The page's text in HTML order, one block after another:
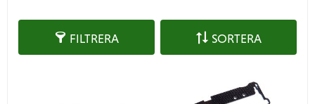
FILTRERA SORTERA